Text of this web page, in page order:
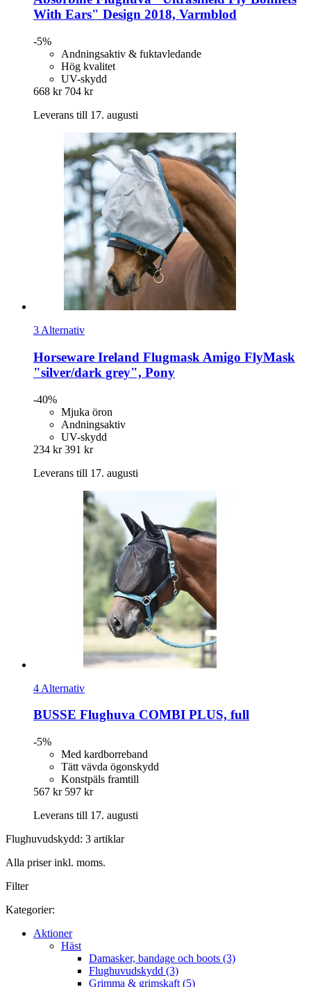
With Ears" Design 2018, Varmblod
-5%
Andningsaktiv & fuktavledande
Hög kvalitet
UV-skydd
668 kr 704 kr
Leverans till 17. augusti
3 Alternativ
Horseware Ireland Flugmask Amigo FlyMask
"silver/dark grey", Pony
-40%
Mjuka öron
Andningsaktiv
UV-skydd
234 kr 391 kr
Leverans till 17. augusti
4 Alternativ
BUSSE Flughuva COMBI PLUS, full
-5%
Med kardborreband
Tätt vävda ögonskydd
Konstpäls framtill
567 kr 597 kr
Leverans till 17. augusti
Flughuvudskydd: 3 artiklar
Alla priser inkl. moms.
Filter
Kategorier:
Aktioner
Häst
Damasker, bandage och boots (3)
Flughuvudskydd (3)
Grimma & grimskaft (5)